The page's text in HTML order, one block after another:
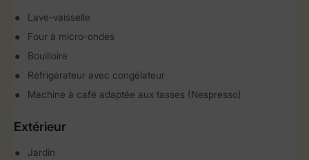
Lave-vaisselle
Four à micro-ondes
Bouilloire
Réfrigérateur avec congélateur
Machine à café adaptée aux tasses (Nespresso)
Extérieur
Jardin